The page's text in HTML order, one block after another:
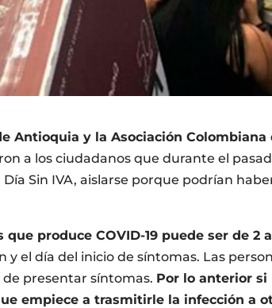
Antioquia y la Asociación
a los ciudadanos que durante el
Sin IVA, aislarse porque podrían
produce COVID-19 puede ser de 2
el día del inicio de síntomas. Las
presentar síntomas. Por lo anterior
empiece a trasmitirle la infección a